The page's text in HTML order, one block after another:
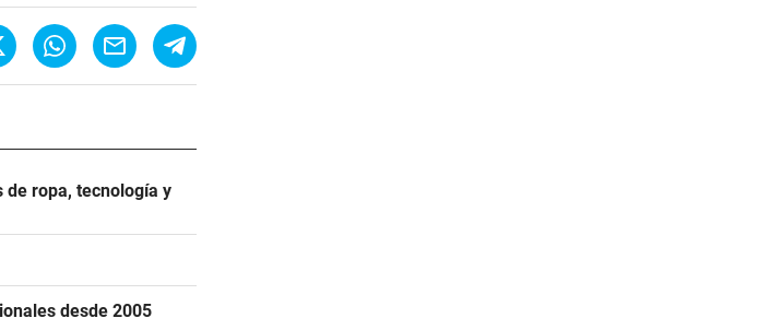
de ropa, tecnología y
desde 2005